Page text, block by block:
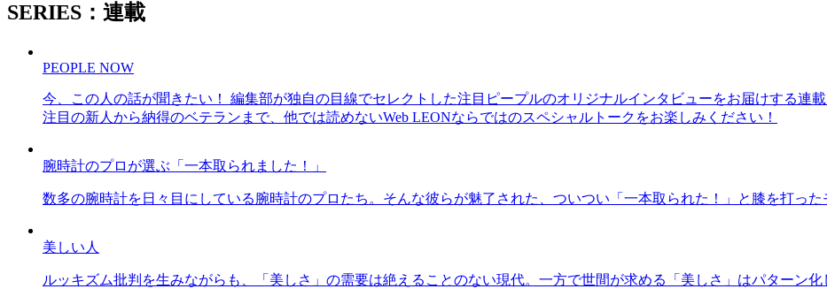
SERIES：連載
PEOPLE NOW
今、この人の話が聞きたい！ 編集部が独自の目線でセレクトした注目ピープルのオリジナルインタビューをお届けする連
注目の新人から納得のベテランまで、他では読めないWeb LEONならではのスペシャルトークをお楽しみください！
腕時計のプロが選ぶ「一本取られました！」
数多の腕時計を日々目にしている腕時計のプロたち。そんな彼らが魅了された、ついつい「一本取られた！」と膝を打った
美しい人
ルッキズム批判を生みながらも、「美しさ」の需要は絶えることのない現代。一方で世間が求める「美しさ」はパターン